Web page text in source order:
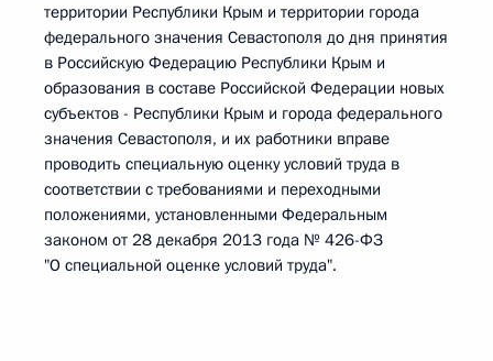
территории Республики Крым и территории города
федерального значения Севастополя до дня принятия
в Российскую Федерацию Республики Крым и
образования в составе Российской Федерации новых
субъектов - Республики Крым и города федерального
значения Севастополя, и их работники вправе
проводить специальную оценку условий труда в
соответствии с требованиями и переходными
положениями, установленными Федеральным
законом от 28 декабря 2013 года № 426-ФЗ
"О специальной оценке условий труда".